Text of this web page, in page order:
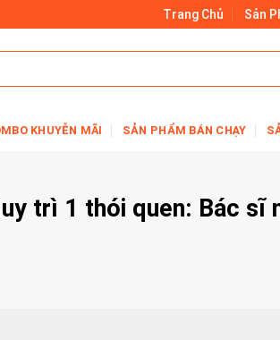
Trang Chủ Sản
KHUYỄN MÃI SẢN PHẨM BÁN CHẠY
trì 1 thói quen: Bác sĩ